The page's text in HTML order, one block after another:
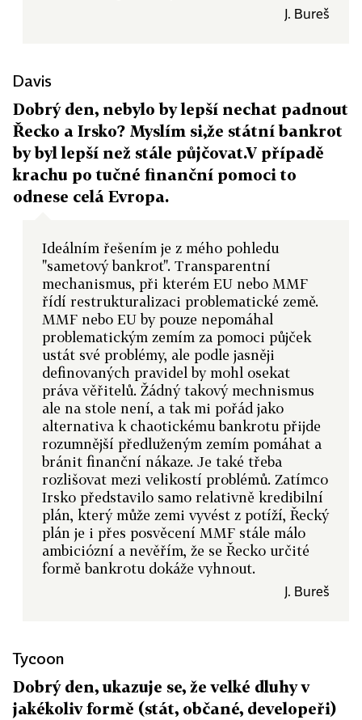
J. Bureš
Davis
Dobrý den, nebylo by lepší nechat padnout
Řecko a Irsko? Myslím si,že státní bankrot
by byl lepší než stále půjčovat.V případě
krachu po tučné finanční pomoci to
odnese celá Evropa.
Ideálním řešením je z mého pohledu
"sametový bankrot". Transparentní
mechanismus, při kterém EU nebo MMF
řídí restrukturalizaci problematické země.
MMF nebo EU by pouze nepomáhal
problematickým zemím za pomoci půjček
ustát své problémy, ale podle jasněji
definovaných pravidel by mohl osekat
práva věřitelů. Žádný takový mechnismus
ale na stole není, a tak mi pořád jako
alternativa k chaotickému bankrotu přijde
rozumnější předluženým zemím pomáhat a
bránit finanční nákaze. Je také třeba
rozlišovat mezi velikostí problémů. Zatímco
Irsko představilo samo relativně kredibilní
plán, který může zemi vyvést z potíží, Řecký
plán je i přes posvěcení MMF stále málo
ambiciózní a nevěřím, že se Řecko určité
formě bankrotu dokáže vyhnout.
J. Bureš
Tycoon
Dobrý den, ukazuje se, že velké dluhy v
jakékoliv formě (stát, občané, developeři)